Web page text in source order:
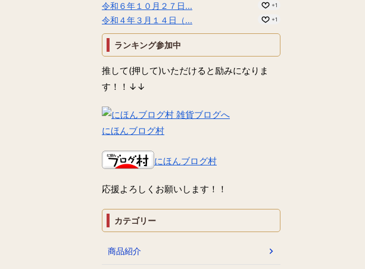
令和６年１０月２７日... +1
令和４年３月１４日（... +1
ランキング参加中
推して(押して)いただけると励みになりま
す！！↓↓
にほんブログ村
にほんブログ村
応援よろしくお願いします！！
カテゴリー
商品紹介